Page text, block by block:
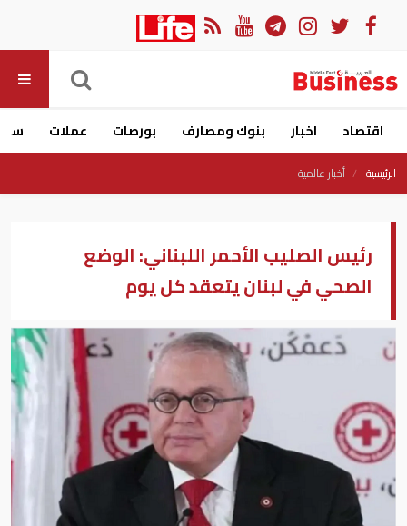
اقتصاد اخبار بنوك ومصارف بورصات عملات
الرئيسية أخبار عالمية
رئيس الصليب الأحمر اللبناني: الوضع
الصحي في لبنان يتعقد كل يوم